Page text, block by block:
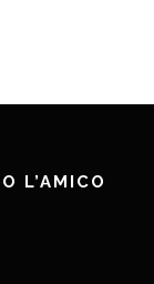
L’AMICO